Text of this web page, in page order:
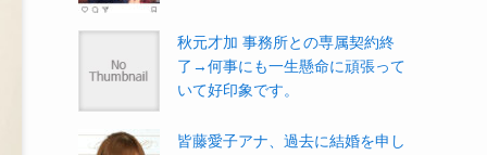
秋元才加 事務所との専属契約終
了→何事にも一生懸命に頑張って
いて好印象です。
皆藤愛子アナ、過去に結婚を申し